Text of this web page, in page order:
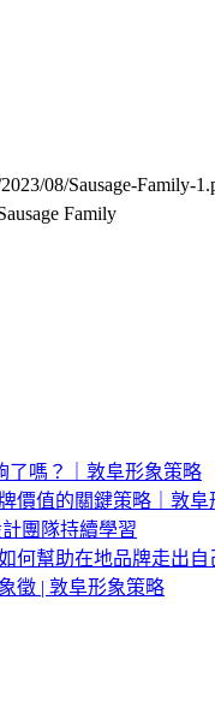
08/Sausage-Family-
Family
了嗎？｜敦阜形象策略
價值的關鍵策略｜敦阜
團隊持續學習
何幫助在地品牌走出自
徵 | 敦阜形象策略